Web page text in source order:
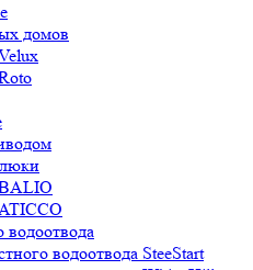
домов
водоотвода
водоотвода SteeStart